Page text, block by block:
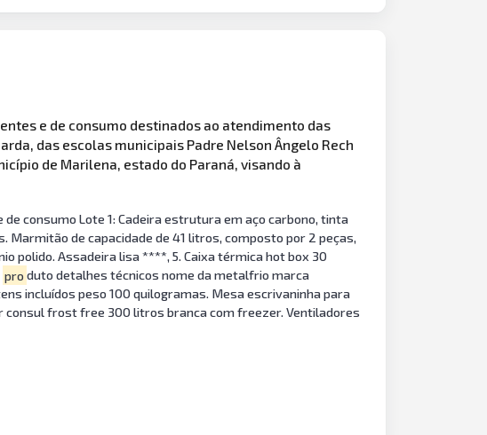
e de consumo destinados ao atendimento das
das escolas municipais Padre Nelson Ângelo Rech
de Marilena, estado do Paraná, visando à
consumo Lote 1: Cadeira estrutura em aço carbono, tinta
Marmitão de capacidade de 41 litros, composto por 2 peças,
polido. Assadeira lisa ****, 5. Caixa térmica hot box 30
pro duto detalhes técnicos nome da metalfrio marca
incluídos peso 100 quilogramas. Mesa escrivaninha para
frost free 300 litros branca com freezer. Ventiladores